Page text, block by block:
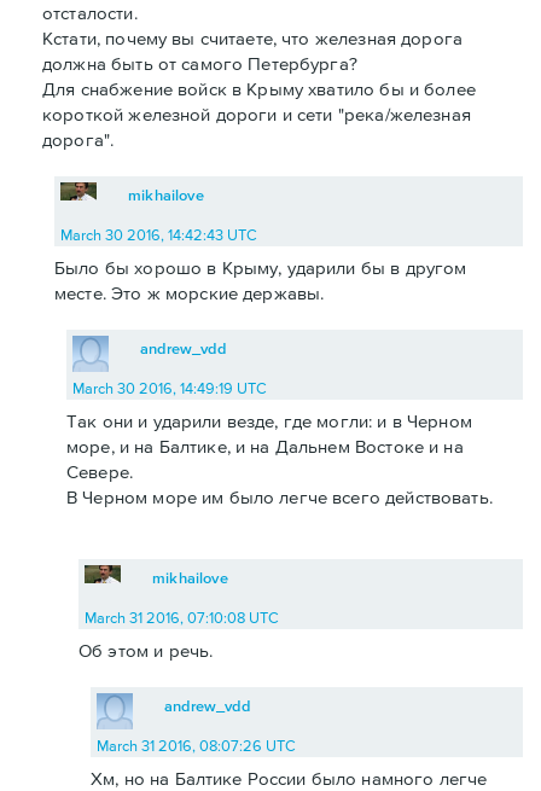
отсталости.
Кстати, почему вы считаете, что железная дорога
должна быть от самого Петербурга?
Для снабжение войск в Крыму хватило бы и более
короткой железной дороги и сети "река/железная
дорога".
mikhailove
March 30 2016, 14:42:43 UTC
Было бы хорошо в Крыму, ударили бы в другом
месте. Это ж морские державы.
andrew_vdd
March 30 2016, 14:49:19 UTC
Так они и ударили везде, где могли: и в Черном
море, и на Балтике, и на Дальнем Востоке и на
Севере.
В Черном море им было легче всего действовать.
mikhailove
March 31 2016, 07:10:08 UTC
Об этом и речь.
andrew_vdd
March 31 2016, 08:07:26 UTC
Хм, но на Балтике России было намного легче